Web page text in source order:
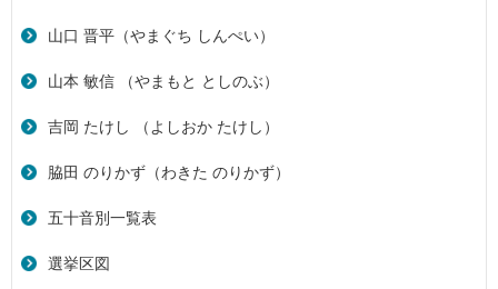
山口 晋平（やまぐち しんぺい）
山本 敏信 （やまもと としのぶ）
吉岡 たけし （よしおか たけし）
脇田 のりかず（わきた のりかず）
五十音別一覧表
選挙区図